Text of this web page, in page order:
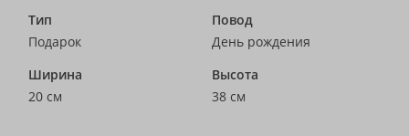
Тип
Подарок
Повод
День рождения
Ширина
20 см
Высота
38 см